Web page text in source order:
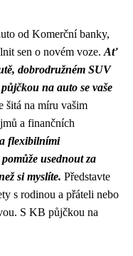
od Komerční banky,
sen o novém voze. Ať
dobrodružném SUV
na auto se vaše
šitá na míru vašim
a finančních
flexibilními
usednout za
si myslíte. Představte
s rodinou a přáteli nebo
S KB půjčkou na